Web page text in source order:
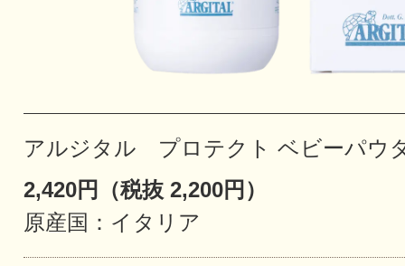
アルジタル プロテクト ベビーパウ
2,420円（税抜 2,200円）
原産国：イタリア